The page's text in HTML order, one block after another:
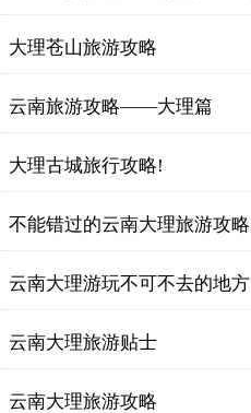
大理苍山旅游攻略
云南旅游攻略——大理篇
大理古城旅行攻略!
不能错过的云南大理旅游攻略
云南大理游玩不可不去的地方
云南大理旅游贴士
云南大理旅游攻略